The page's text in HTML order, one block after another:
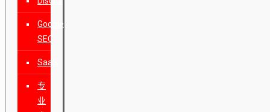
Google
SEO
SaaS
专
业